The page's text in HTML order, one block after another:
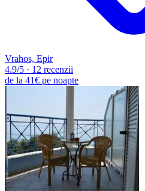
Vrahos, Epir
4.9/5 · 12 recenzii
de la 41€ pe noapte